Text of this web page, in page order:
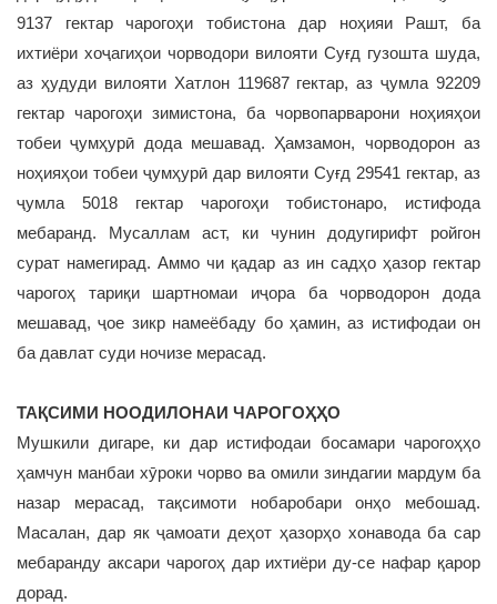
9137 гектар чарогоҳи тобистона дар ноҳияи Рашт, ба
ихтиёри хоҷагиҳои чорводори вилояти Суғд гузошта шуда,
аз ҳудуди вилояти Хатлон 119687 гектар, аз ҷумла 92209
гектар чарогоҳи зимистона, ба чорвопарварони ноҳияҳои
тобеи ҷумҳурӣ дода мешавад. Ҳамзамон, чорводорон аз
ноҳияҳои тобеи ҷумҳурӣ дар вилояти Суғд 29541 гектар, аз
ҷумла 5018 гектар чарогоҳи тобистонаро, истифода
мебаранд. Мусаллам аст, ки чунин додугирифт ройгон
сурат намегирад. Аммо чи қадар аз ин садҳо ҳазор гектар
чарогоҳ тариқи шартномаи иҷора ба чорводорон дода
мешавад, ҷое зикр намеёбаду бо ҳамин, аз истифодаи он
ба давлат суди ночизе мерасад.
ТАҚСИМИ НООДИЛОНАИ ЧАРОГОҲҲО
Мушкили дигаре, ки дар истифодаи босамари чарогоҳҳо
ҳамчун манбаи хӯроки чорво ва омили зиндагии мардум ба
назар мерасад, тақсимоти нобаробари онҳо мебошад.
Масалан, дар як ҷамоати деҳот ҳазорҳо хонавода ба сар
мебаранду аксари чарогоҳ дар ихтиёри ду-се нафар қарор
дорад.